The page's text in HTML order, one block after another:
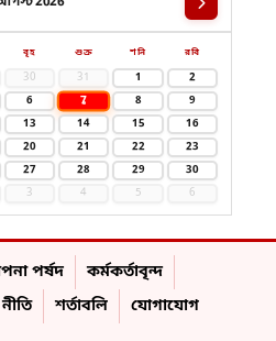
বৃহ শুক্র শনি রবি
30 31 1
2
6 7 8
9
13 14 15
16
20 21 22
23
27 28 29
30
3 4 5 6
পর্ষদ
কর্মকর্তাবৃন্দ
শর্তাবলি যোগাযোগ